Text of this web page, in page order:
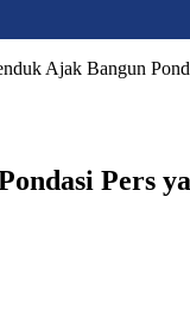
Ajak Bangun
Pers